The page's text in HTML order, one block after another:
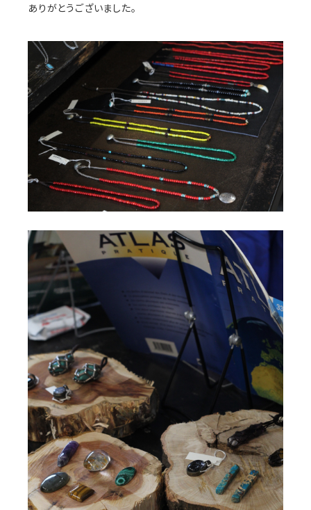
ありがとうございました。